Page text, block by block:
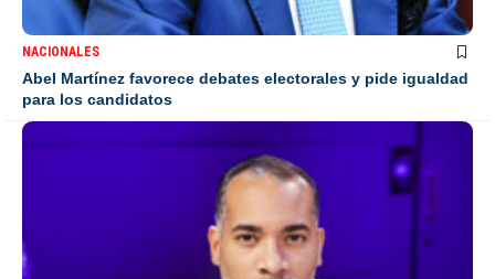
NACIONALES
Abel Martínez favorece debates electorales y pide igualdad
para los candidatos